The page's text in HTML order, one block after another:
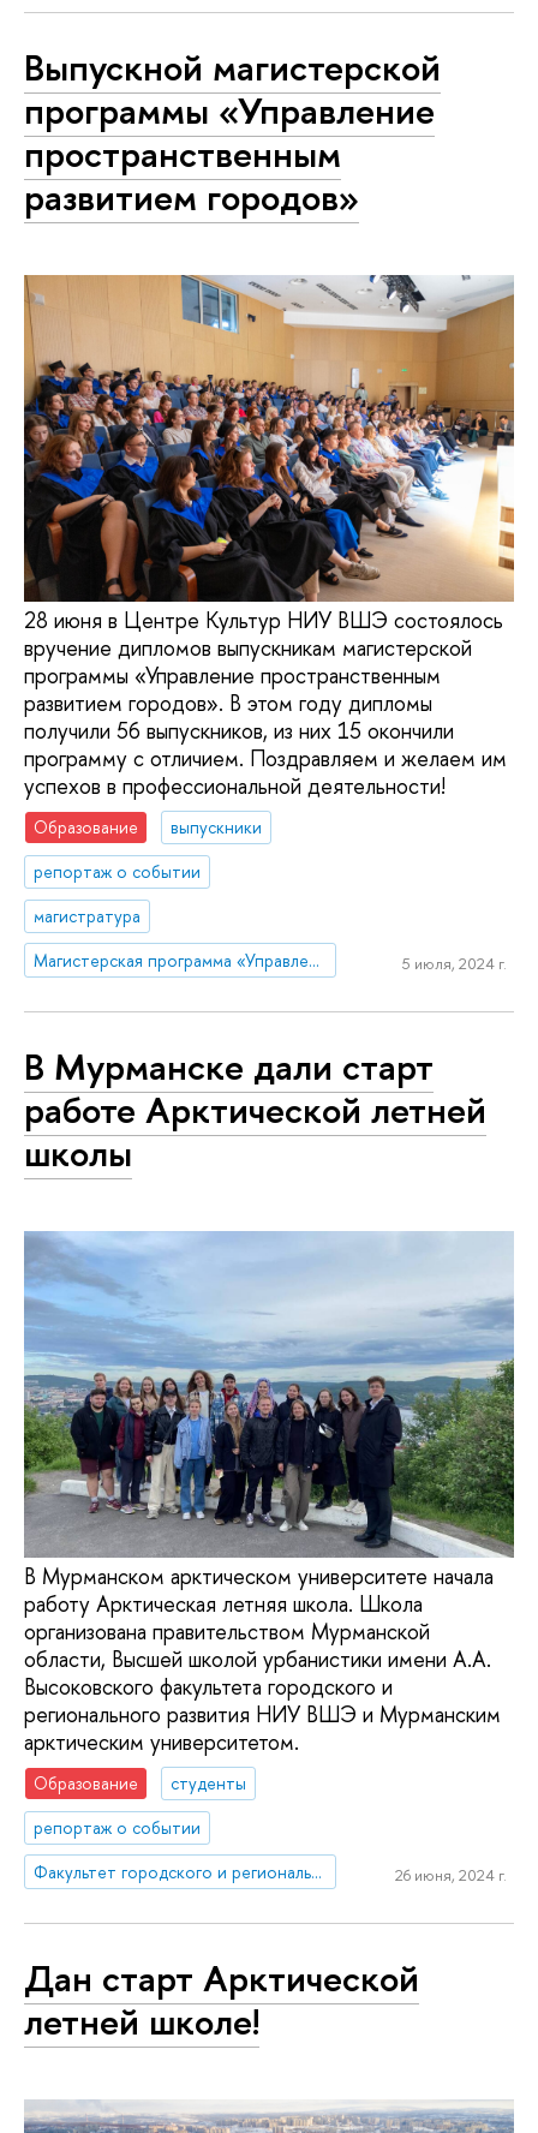
Выпускной магистерской
программы «Управление
пространственным
развитием городов»
28 июня в Центре Культур НИУ ВШЭ состоялось
вручение дипломов выпускникам магистерской
программы «Управление пространственным
развитием городов». В этом году дипломы
получили 56 выпускников, из них 15 окончили
программу с отличием. Поздравляем и желаем им
успехов в профессиональной деятельности!
Образование
выпускники
репортаж о событии
магистратура
Магистерская программа «Управление пространственным развитием городов»
5 июля, 2024 г.
В Мурманске дали старт
работе Арктической летней
школы
В Мурманском арктическом университете начала
работу Арктическая летняя школа. Школа
организована правительством Мурманской
области, Высшей школой урбанистики имени А.А.
Высоковского факультета городского и
регионального развития НИУ ВШЭ и Мурманским
арктическим университетом.
Образование
студенты
репортаж о событии
Факультет городского и регионального развития
26 июня, 2024 г.
Дан старт Арктической
летней школе!